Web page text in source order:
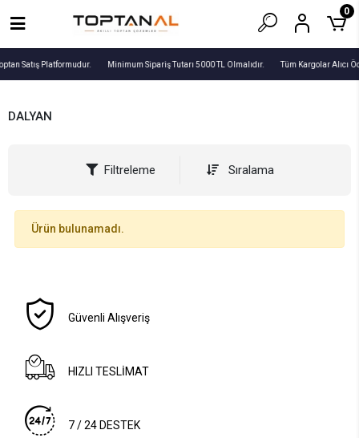
Satış Platformudur. Minimum Sipariş Tutarı 5000 TL Olmalıdır. Tüm Kargolar Alıcı
0
DALYAN
Filtreleme Sıralama
Ürün bulunamadı.
Güvenli Alışveriş
HIZLI TESLİMAT
7 / 24 DESTEK